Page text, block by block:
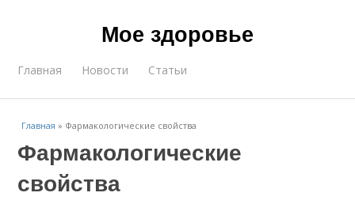
Мое здоровье
Главная Новости Статьи
Главная » Фармакологические свойства
Фармакологические
свойства